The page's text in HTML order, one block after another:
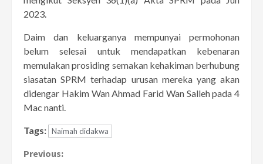
2023.
Daim dan keluarganya mempunyai permohonan
belum selesai untuk mendapatkan kebenaran
memulakan prosiding semakan kehakiman berhubung
siasatan SPRM terhadap urusan mereka yang akan
didengar Hakim Wan Ahmad Farid Wan Salleh pada 4
Mac nanti.
Tags: Naimah didakwa
Continue
Previous: